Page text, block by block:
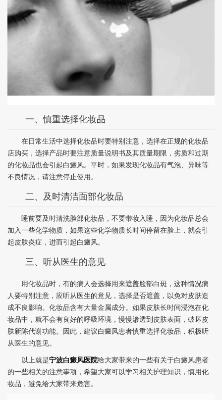
一、慎重选择化妆品
在日常生活中选择化妆品时要特别注意，选择在正规的化妆品
店购买，选择产品时要注意质量说明书及其质量期限，劣质和过期
的化妆品也会引起白癜风。平时，如果发现化妆品有气泡、异味等
不良情况，请注意停止使用。
二、及时清洁面部化妆品
睡前要及时清洗脸部化妆品，不要带妆入睡，因为化妆品总会
加入一些化学物质，如果这些化学物质长时间停留在脸上，就会引
起皮肤炎症，进而引起白癜风。
三、听从医生的意见
用化妆品时，有的病人会选择用来遮盖脸部白斑，这种情况病
人要特别注意，应听从医生的意见，选择是否遮盖，以免对皮肤造
成不良影响。化妆品含有大量金属成分。如果皮肤长时间浸泡在化
妆品中，就不会有良好的呼吸环境，慢慢渗透到皮肤表面，破坏皮
肤新陈代谢功能。因此，建议白癜风患者慎重选择化妆品，积极听
从医生的意见。
以上就是宁波白癜风医院给大家带来的一些有关于白癜风患者
的一些相关的注意事项，希望大家可以学习相关护理知识，慎用化
妆品，避免给大家带来危害。